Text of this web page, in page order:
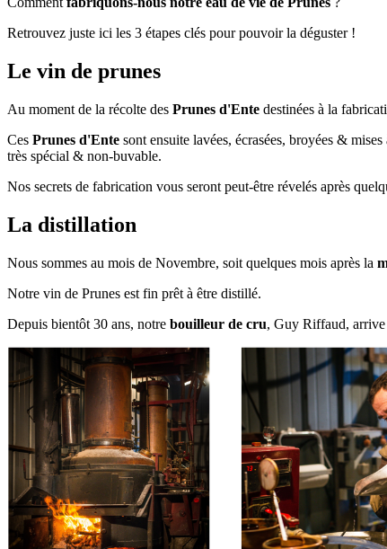
Retrouvez juste ici les 3 étapes clés pour pouvoir la déguster !
Le vin de prunes
Au moment de la récolte des Prunes d'Ente destinées à la
Ces Prunes d'Ente sont ensuite lavées, écrasées, broyées &
très spécial & non-buvable.
Nos secrets de fabrication vous seront peut-être révelés après
La distillation
Nous sommes au mois de Novembre, soit quelques mois après la
Notre vin de Prunes est fin prêt à être distillé.
Depuis bientôt 30 ans, notre bouilleur de cru, Guy Riffaud, arrive